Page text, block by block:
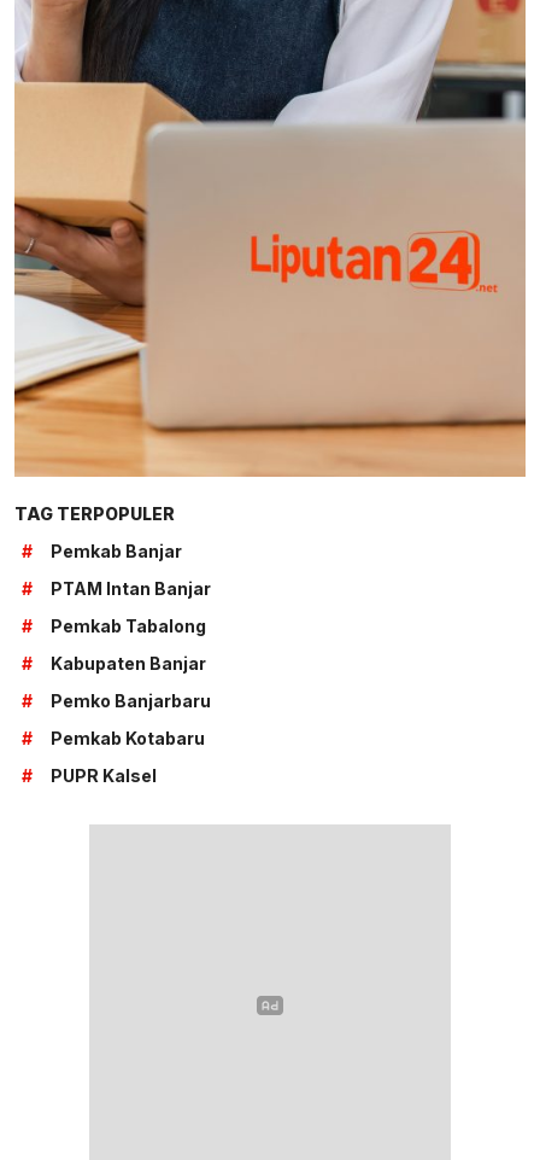
TAG TERPOPULER
#
Pemkab Banjar
#
PTAM Intan Banjar
#
Pemkab Tabalong
#
Kabupaten Banjar
#
Pemko Banjarbaru
#
Pemkab Kotabaru
#
PUPR Kalsel